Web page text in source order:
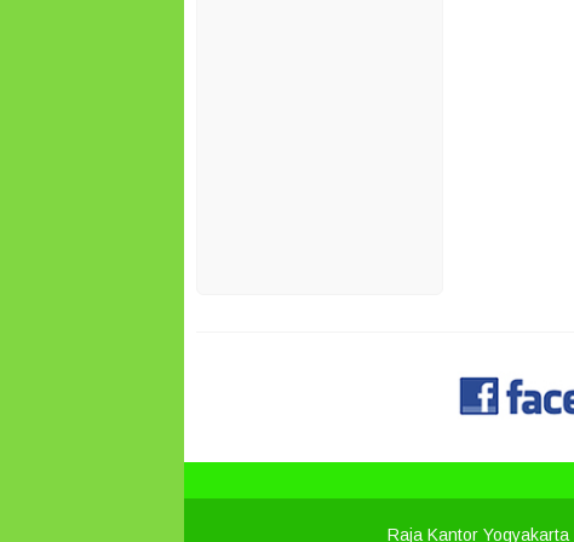
Raja Kantor Yogyakarta